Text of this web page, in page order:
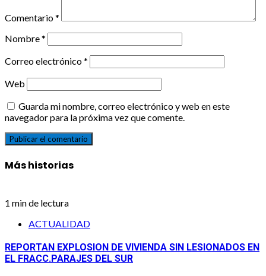
Comentario*
Nombre*
Correo electrónico*
Web
Guarda mi nombre, correo electrónico y web en este
navegador para la próxima vez que comente.
Más historias
1 min de lectura
ACTUALIDAD
REPORTAN EXPLOSION DE VIVIENDA SIN LESIONADOS EN
EL FRACC.PARAJES DEL SUR